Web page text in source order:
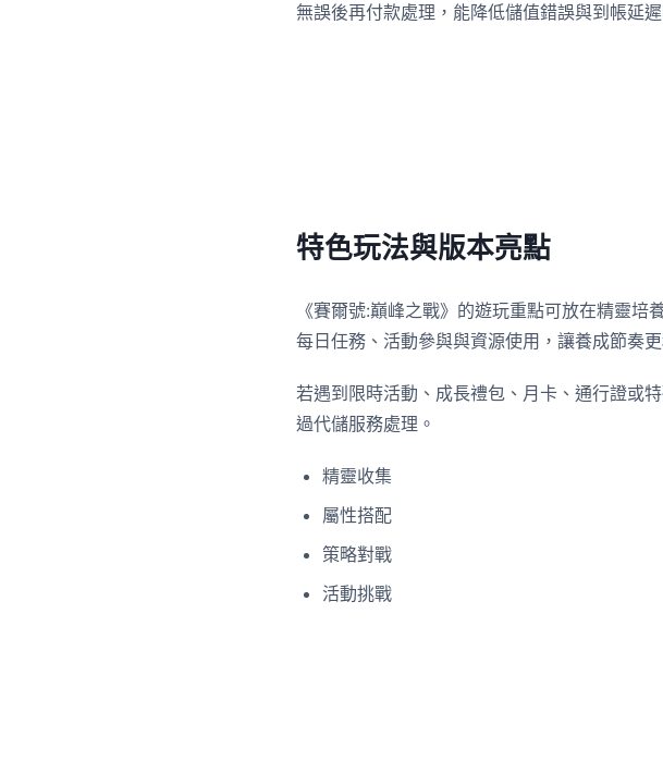
無誤後再付款處理，能降低儲值錯誤與到帳延遲
特色玩法與版本亮點
《賽爾號:巔峰之戰》的遊玩重點可放在精靈
每日任務、活動參與與資源使用，讓養成節奏更
若遇到限時活動、成長禮包、月卡、通行證或
過代儲服務處理。
精靈收集
屬性搭配
策略對戰
活動挑戰